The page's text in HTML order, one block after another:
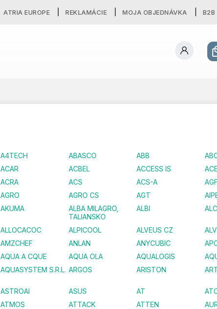
ATRIA EUROPE REKLAMÁCIE MOJA OBJEDNÁVKA B2B
A4TECH ABASCO ABB
ACAR ACBEL ACCESS IS
ACRA ACS ACS-A
AGRO AGRO CS AGT
AKUMA
ALBA MILAGRO,
TALIANSKO
ALBI
ALLOCACOC ALPICOOL ALVEUS CZ
AMZCHEF ANLAN ANYCUBIC
AQUA A CQUE AQUA OLA AQUALOGIS
AQUASYSTEM S.R.L. ARGOS ARISTON
ASTROAI ASUS AT
ATMOS ATTACK ATTEN